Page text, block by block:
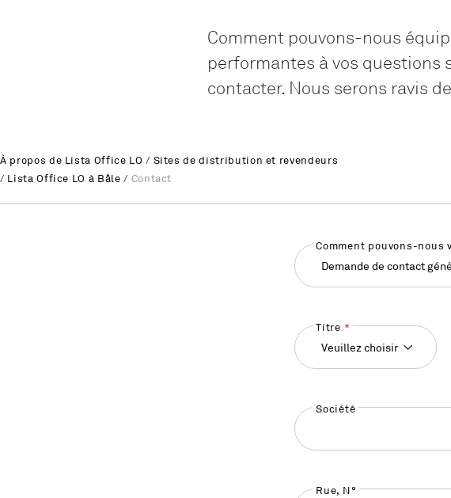
Comment pouvons-nous
performantes à vos questions
contacter. Nous serons ravis
À propos de Lista Office LO / Sites de distribution et revendeurs
/ Lista Office LO à Bâle / Contact
Comment pouvons-nous
Demande de contact
Titre
Veuillez choisir
Société
Rue, N°